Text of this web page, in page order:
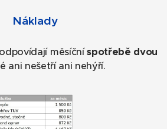
Náklady
měsíčníspotřebě dvou
ani nešetří ani nehýří.